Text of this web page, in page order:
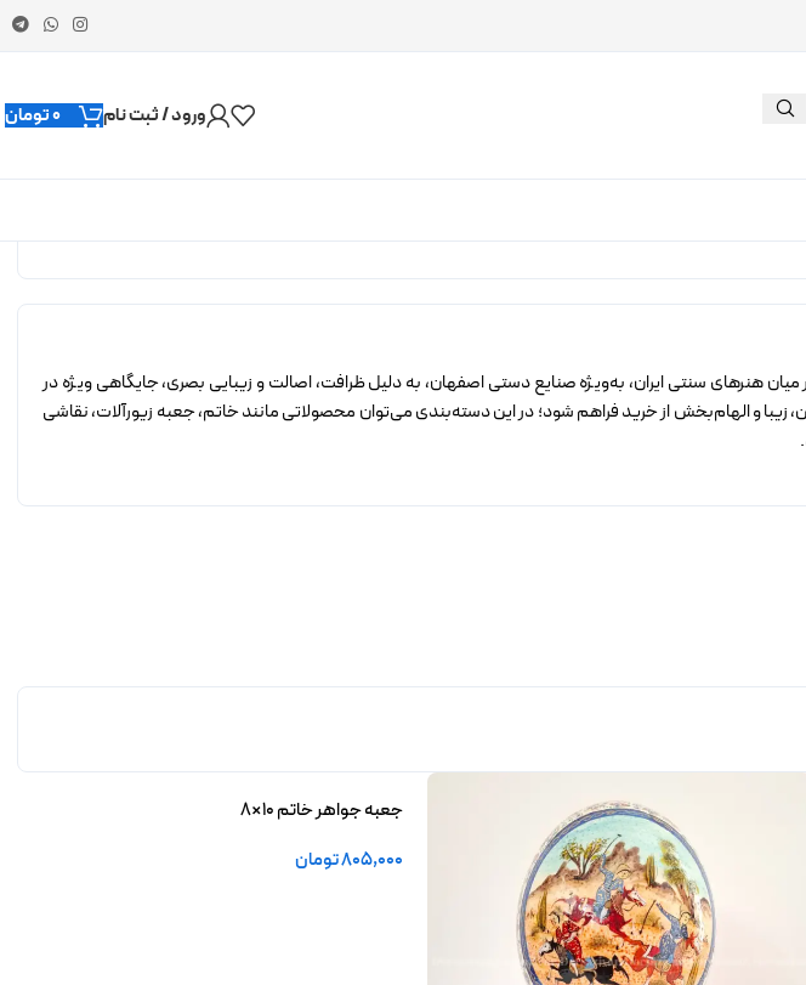
ورود / ثبت نام 0تومان
هنرهای سنتی ایران، به‌ویژه صنایع دستی اصفهان، به دلیل ظرافت، اصالت و زیبایی بصری، جایگاهی ویژه در
و الهام‌بخش از خرید فراهم شود؛ در این دسته‌بندی می‌توان محصولاتی مانند خاتم، جعبه زیورآلات، نقاشی
جعبه جواهر خاتم 10×8
805,000تومان